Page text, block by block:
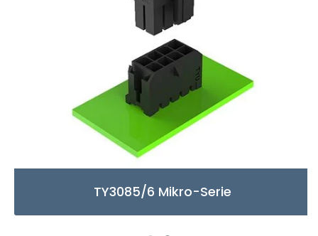
TY3085/6 Mikro-Serie